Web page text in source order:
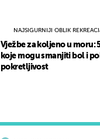
NAJSIGURNIJI OBLIK
Vježbe za koljeno u moru:
koje mogu smanjiti bol i
pokretljivost